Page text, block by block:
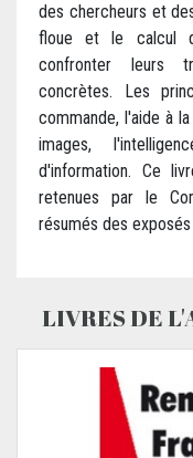
des chercheurs et
floue et le calcul
confronter leurs
concrètes. Les
commande, l'aide à
images,
d'information. Ce
retenues par le
résumés des
LIVRES DE